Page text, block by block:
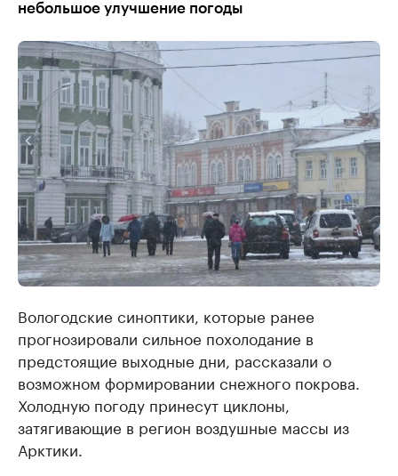
небольшое улучшение погоды
Вологодские синоптики, которые ранее
прогнозировали сильное похолодание в
предстоящие выходные дни, рассказали о
возможном формировании снежного покрова.
Холодную погоду принесут циклоны,
затягивающие в регион воздушные массы из
Арктики.